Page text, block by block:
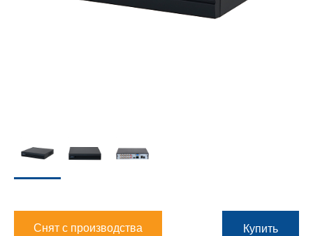
Снят с производства Купить